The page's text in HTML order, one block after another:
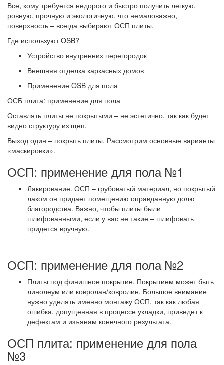
Все, кому требуется недорого и быстро получить легкую,
ровную, прочную и экологичную, что немаловажно,
поверхность – всегда выбирают ОСП плиты.
Где используют OSB?
Устройство внутренних перегородок
Внешняя отделка каркасных домов
Применение OSB для пола
ОСБ плита: применение для пола
Оставлять плиты не покрытыми – не эстетично, так как будет
видно структуру из щеп.
Выход один – покрыть плиты. Рассмотрим основные варианты
«маскировки».
ОСП: применение для пола №1
Лакирование. ОСП – грубоватый материал, но покрытый
лаком он придает помещению оправданную долю
благородства. Важно, чтобы плиты были
шлифованными, если у вас не такие – шлифовать
придется вручную.
ОСП: применение для пола №2
Плиты под финишное покрытие. Покрытием может быть
линолеум или ковролан/ковролин. Большое внимание
нужно уделять именно монтажу ОСП, так как любая
ошибка, допущенная в процессе укладки, приведет к
дефектам и изъянам конечного результата.
ОСП плита: применение для пола
№3